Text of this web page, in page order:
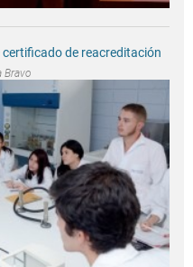
de reacreditación
Bravo